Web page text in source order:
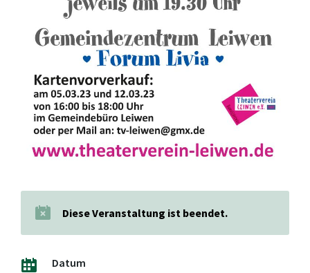
Diese Veranstaltung ist beendet.
Datum